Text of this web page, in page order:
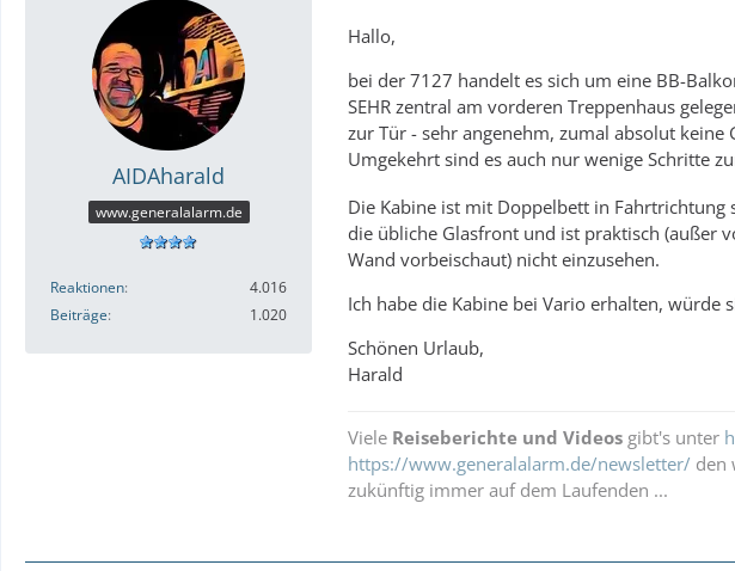
AIDAharald
www.generalalarm.de
Reaktionen
4.016
Beiträge
1.020
Hallo,
bei der 7127 handelt es sich um eine BB-
SEHR zentral am vorderen Treppenhaus
zur Tür - sehr angenehm, zumal absolut
Umgekehrt sind es auch nur wenige Schritte
Die Kabine ist mit Doppelbett in Fahrtrichtung
die übliche Glasfront und ist praktisch (außer
Wand vorbeischaut) nicht einzusehen.
Ich habe die Kabine bei Vario erhalten, würde
Schönen Urlaub,
Harald
Viele Reiseberichte und Videos gibt's unter
https://www.generalalarm.de/newsletter/ den
zukünftig immer auf dem Laufenden ...